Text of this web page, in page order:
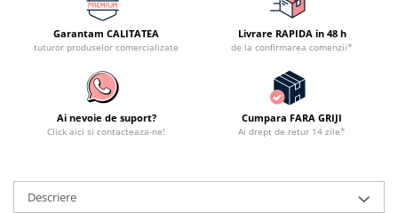
Garantam CALITATEA
tuturor produselor comercializate
Livrare RAPIDA in 48 h
de la confirmarea comenzii*
Ai nevoie de suport?
Click aici si contacteaza-ne!
Cumpara FARA GRIJI
Ai drept de retur 14 zile*
Descriere